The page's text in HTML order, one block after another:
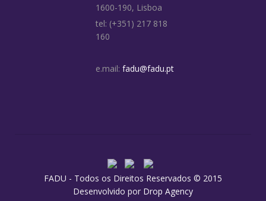
1600-190, Lisboa
tel: (+351) 217 818
160
e.mail: fadu@fadu.pt
FADU - Todos os Direitos Reservados © 2015
Desenvolvido por Drop Agency